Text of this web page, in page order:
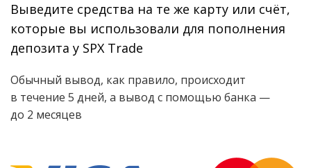
Выведите средства на те же карту или счёт,
которые вы использовали для пополнения
депозита у SPX Trade
Обычный вывод, как правило, происходит
в течение 5 дней, а вывод с помощью банка —
до 2 месяцев